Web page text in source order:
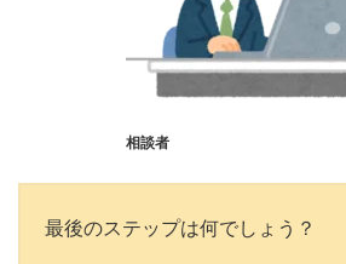
相談者
最後のステップは何でしょう？